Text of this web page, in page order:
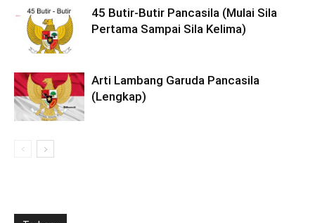
45 Butir-Butir Pancasila (Mulai Sila
Pertama Sampai Sila Kelima)
Arti Lambang Garuda Pancasila
(Lengkap)